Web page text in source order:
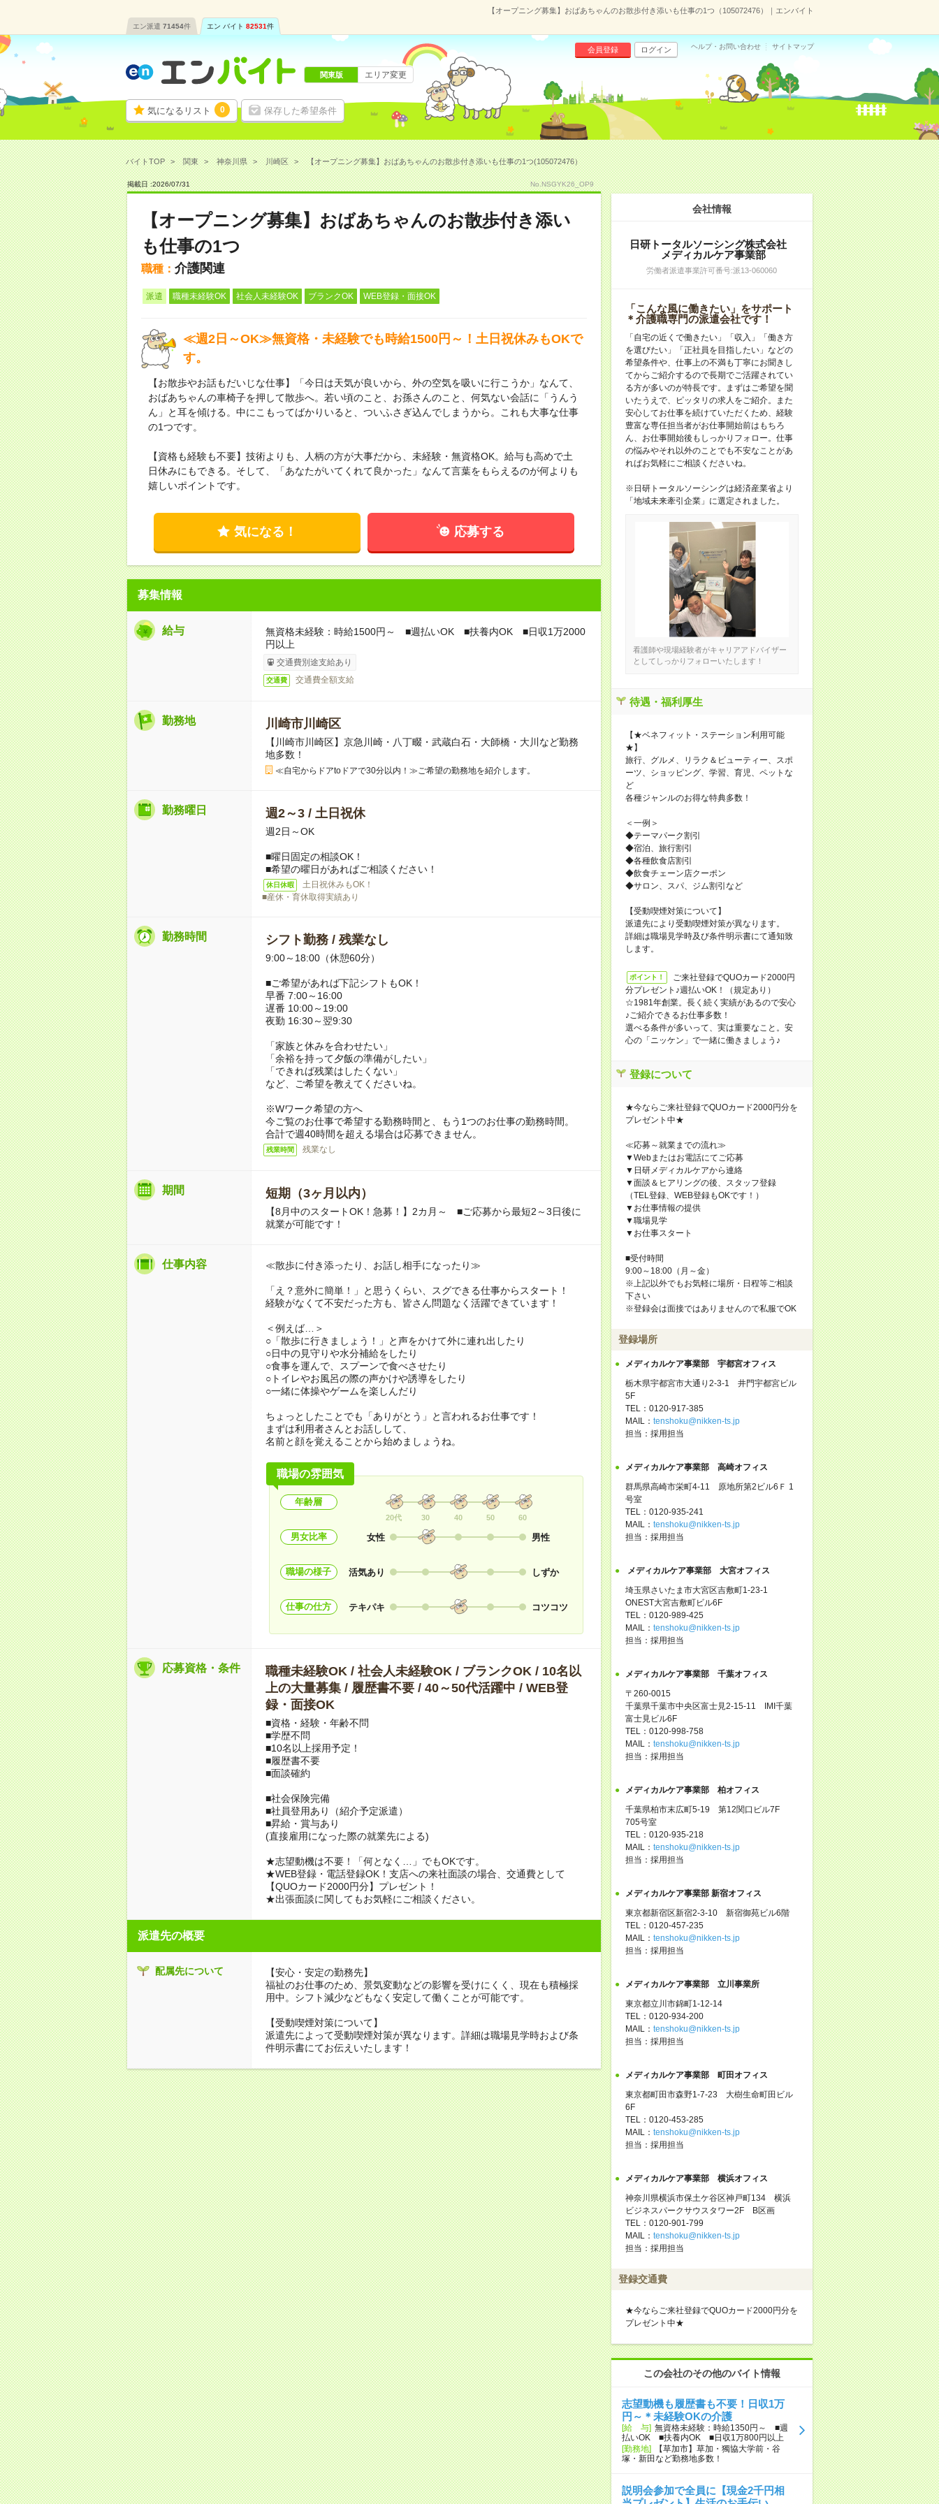
【オープニング募集】おばあちゃんのお散歩付き添いも仕事の1つ（105072476）｜エンバイト
エン派遣 71454件 エン バイト 82531件
気になるリスト 0 保存した希望条件
会員登録 ログイン ヘルプ・お問い合わせ サイトマップ
関東版 エリア変更
バイトTOP 関東 神奈川県 川崎区 【オープニング募集】おばあちゃんのお散歩付き添いも仕事の1つ(105072476）
掲載日 :2026/07/31 No.NSGYK26_OP9
【オープニング募集】おばあちゃんのお散歩付き添い
も仕事の1つ
職種： 介護関連
派遣 職種未経験OK 社会人未経験OK ブランクOK WEB登録・面接OK
≪週2日～OK≫無資格・未経験でも時給1500円～！土日祝休みもOKで
す。
【お散歩やお話もだいじな仕事】「今日は天気が良いから、外の空気を吸いに行こうか」なんて、
おばあちゃんの車椅子を押して散歩へ。若い頃のこと、お孫さんのこと、何気ない会話に「うんう
ん」と耳を傾ける。中にこもってばかりいると、ついふさぎ込んでしまうから。これも大事な仕事
の1つです。
【資格も経験も不要】技術よりも、人柄の方が大事だから、未経験・無資格OK。給与も高めで土
日休みにもできる。そして、「あなたがいてくれて良かった」なんて言葉をもらえるのが何よりも
嬉しいポイントです。
気になる！ 応募する
募集情報
給与
無資格未経験：時給1500円～ ■週払いOK ■扶養内OK ■日収1万2000
円以上
交通費別途支給あり
交通費 交通費全額支給
勤務地 川崎市川崎区
【川崎市川崎区】京急川崎・八丁畷・武蔵白石・大師橋・大川など勤務
地多数！
≪自宅からドアtoドアで30分以内！≫ご希望の勤務地を紹介します。
勤務曜日 週2～3 / 土日祝休
週2日～OK
■曜日固定の相談OK！
■希望の曜日があればご相談ください！
休日休暇
土日祝休みもOK！
■産休・育休取得実績あり
勤務時間 シフト勤務 / 残業なし
9:00～18:00（休憩60分）
■ご希望があれば下記シフトもOK！
早番 7:00～16:00
遅番 10:00～19:00
夜勤 16:30～翌9:30
「家族と休みを合わせたい」
「余裕を持って夕飯の準備がしたい」
「できれば残業はしたくない」
など、ご希望を教えてくださいね。
※Wワーク希望の方へ
今ご覧のお仕事で希望する勤務時間と、もう1つのお仕事の勤務時間。
合計で週40時間を超える場合は応募できません。
残業時間 残業なし
期間 短期（3ヶ月以内）
【8月中のスタートOK！急募！】2カ月～ ■ご応募から最短2～3日後に
就業が可能です！
仕事内容 ≪散歩に付き添ったり、お話し相手になったり≫
「え？意外に簡単！」と思うくらい、スグできる仕事からスタート！
経験がなくて不安だった方も、皆さん問題なく活躍できています！
＜例えば…＞
○「散歩に行きましょう！」と声をかけて外に連れ出したり
○日中の見守りや水分補給をしたり
○食事を運んで、スプーンで食べさせたり
○トイレやお風呂の際の声かけや誘導をしたり
○一緒に体操やゲームを楽しんだり
ちょっとしたことでも「ありがとう」と言われるお仕事です！
まずは利用者さんとお話しして、
名前と顔を覚えることから始めましょうね。
職場の雰囲気
年齢層
20代 30 40 50 60
男女比率 女性 男性
職場の様子 活気あり しずか
仕事の仕方 テキパキ コツコツ
応募資格・条件
職種未経験OK / 社会人未経験OK / ブランクOK / 10名以
上の大量募集 / 履歴書不要 / 40～50代活躍中 / WEB登
録・面接OK
■資格・経験・年齢不問
■学歴不問
■10名以上採用予定！
■履歴書不要
■面談確約
■社会保険完備
■社員登用あり（紹介予定派遣）
■昇給・賞与あり
(直接雇用になった際の就業先による)
★志望動機は不要！「何となく…」でもOKです。
★WEB登録・電話登録OK！支店への来社面談の場合、交通費として
【QUOカード2000円分】プレゼント！
★出張面談に関してもお気軽にご相談ください。
派遣先の概要
配属先について
【安心・安定の勤務先】
福祉のお仕事のため、景気変動などの影響を受けにくく、現在も積極採
用中。シフト減少などもなく安定して働くことが可能です。
【受動喫煙対策について】
派遣先によって受動喫煙対策が異なります。詳細は職場見学時および条
件明示書にてお伝えいたします！
会社情報
日研トータルソーシング株式会社
メディカルケア事業部
労働者派遣事業許可番号:派13-060060
「こんな風に働きたい」をサポート
＊介護職専門の派遣会社です！
「自宅の近くで働きたい」「収入」「働き方
を選びたい」「正社員を目指したい」などの
希望条件や、仕事上の不満も丁寧にお聞きし
てからご紹介するので長期でご活躍されてい
る方が多いのが特長です。まずはご希望を聞
いたうえで、ピッタリの求人をご紹介。また
安心してお仕事を続けていただくため、経験
豊富な専任担当者がお仕事開始前はもちろ
ん、お仕事開始後もしっかりフォロー。仕事
の悩みやそれ以外のことでも不安なことがあ
ればお気軽にご相談くださいね。
※日研トータルソーシングは経済産業省より
「地域未来牽引企業」に選定されました。
看護師や現場経験者がキャリアアドバイザー
としてしっかりフォローいたします！
待遇・福利厚生
【★ベネフィット・ステーション利用可能
★】
旅行、グルメ、リラク＆ビューティー、スポ
ーツ、ショッピング、学習、育児、ペットな
ど
各種ジャンルのお得な特典多数！
＜一例＞
◆テーマパーク割引
◆宿泊、旅行割引
◆各種飲食店割引
◆飲食チェーン店クーポン
◆サロン、スパ、ジム割引など
【受動喫煙対策について】
派遣先により受動喫煙対策が異なります。
詳細は職場見学時及び条件明示書にて通知致
します。
ポイント！
ご来社登録でQUOカード2000円
分プレゼント♪週払いOK！（規定あり）
☆1981年創業。長く続く実績があるので安心
♪ご紹介できるお仕事多数！
選べる条件が多いって、実は重要なこと。安
心の「ニッケン」で一緒に働きましょう♪
登録について
★今ならご来社登録でQUOカード2000円分を
プレゼント中★
≪応募～就業までの流れ≫
▼Webまたはお電話にてご応募
▼日研メディカルケアから連絡
▼面談＆ヒアリングの後、スタッフ登録
（TEL登録、WEB登録もOKです！）
▼お仕事情報の提供
▼職場見学
▼お仕事スタート
■受付時間
9:00～18:00（月～金）
※上記以外でもお気軽に場所・日程等ご相談
下さい
※登録会は面接ではありませんので私服でOK
登録場所
メディカルケア事業部 宇都宮オフィス
栃木県宇都宮市大通り2-3-1 井門宇都宮ビル
5F
TEL：0120-917-385
MAIL： tenshoku@nikken-ts.jp
担当：採用担当
メディカルケア事業部 高崎オフィス
群馬県高崎市栄町4-11 原地所第2ビル6Ｆ 1
号室
TEL：0120-935-241
MAIL： tenshoku@nikken-ts.jp
担当：採用担当
メディカルケア事業部 大宮オフィス
埼玉県さいたま市大宮区吉敷町1-23-1
ONEST大宮吉敷町ビル6F
TEL：0120-989-425
MAIL： tenshoku@nikken-ts.jp
担当：採用担当
メディカルケア事業部 千葉オフィス
〒260-0015
千葉県千葉市中央区富士見2-15-11 IMI千葉
富士見ビル6F
TEL：0120-998-758
MAIL： tenshoku@nikken-ts.jp
担当：採用担当
メディカルケア事業部 柏オフィス
千葉県柏市末広町5-19 第12関口ビル7F
705号室
TEL：0120-935-218
MAIL： tenshoku@nikken-ts.jp
担当：採用担当
メディカルケア事業部 新宿オフィス
東京都新宿区新宿2-3-10 新宿御苑ビル6階
TEL：0120-457-235
MAIL： tenshoku@nikken-ts.jp
担当：採用担当
メディカルケア事業部 立川事業所
東京都立川市錦町1-12-14
TEL：0120-934-200
MAIL： tenshoku@nikken-ts.jp
担当：採用担当
メディカルケア事業部 町田オフィス
東京都町田市森野1-7-23 大樹生命町田ビル
6F
TEL：0120-453-285
MAIL： tenshoku@nikken-ts.jp
担当：採用担当
メディカルケア事業部 横浜オフィス
神奈川県横浜市保土ケ谷区神戸町134 横浜
ビジネスパークサウスタワー2F B区画
TEL：0120-901-799
MAIL： tenshoku@nikken-ts.jp
担当：採用担当
登録交通費
★今ならご来社登録でQUOカード2000円分を
プレゼント中★
この会社のその他のバイト情報
志望動機も履歴書も不要！日収1万
円～＊未経験OKの介護
[給 与] 無資格未経験：時給1350円～ ■週
払いOK ■扶養内OK ■日収1万800円以上
[勤務地]
【草加市】草加・獨協大学前・谷
塚・新田など勤務地多数！
説明会参加で全員に【現金2千円相